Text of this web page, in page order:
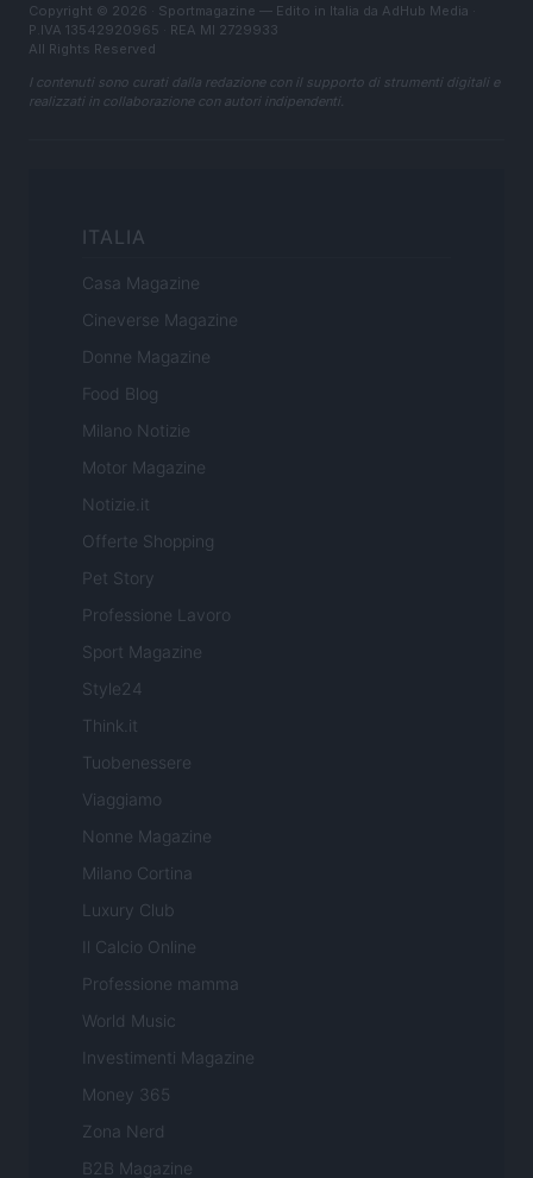
Copyright © 2026 · Sportmagazine — Edito in Italia da AdHub Media
P.IVA 13542920965 · REA MI 2729933
All Rights Reserved
I contenuti sono curati dalla redazione con il supporto di strumenti digitali e
realizzati in collaborazione con autori indipendenti.
ITALIA
Casa Magazine
Cineverse Magazine
Donne Magazine
Food Blog
Milano Notizie
Motor Magazine
Notizie.it
Offerte Shopping
Pet Story
Professione Lavoro
Sport Magazine
Style24
Think.it
Tuobenessere
Viaggiamo
Nonne Magazine
Milano Cortina
Luxury Club
Il Calcio Online
Professione mamma
World Music
Investimenti Magazine
Money 365
Zona Nerd
B2B Magazine